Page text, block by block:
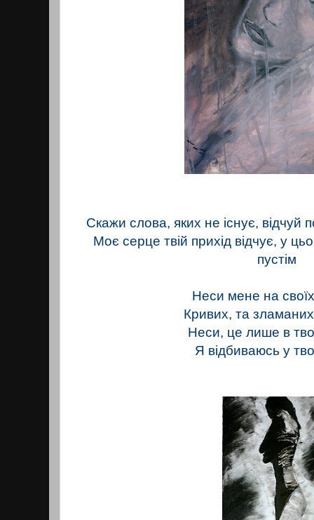
Скажи слова, яких не існує, відчуй
Моє серце твій прихід відчує, у
пустім
Неси мене на
Кривих, та
Неси, це лише в
Я відбиваюсь у